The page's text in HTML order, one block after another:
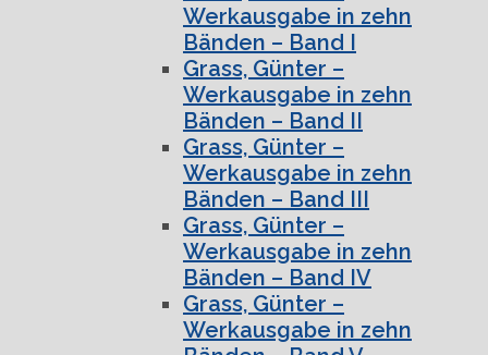
Werkausgabe in zehn
Bänden – Band I
Grass, Günter –
Werkausgabe in zehn
Bänden – Band II
Grass, Günter –
Werkausgabe in zehn
Bänden – Band III
Grass, Günter –
Werkausgabe in zehn
Bänden – Band IV
Grass, Günter –
Werkausgabe in zehn